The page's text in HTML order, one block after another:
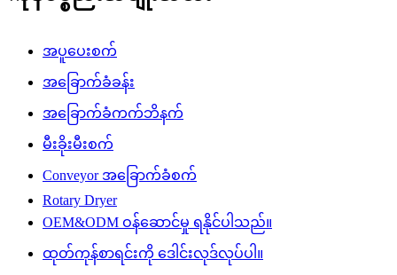
အပူပေးစက်
အခြောက်ခံခန်း
အခြောက်ခံကက်ဘိနက်
မီးခိုးမီးစက်
Conveyor အခြောက်ခံစက်
Rotary Dryer
OEM&ODM ဝန်ဆောင်မှု ရနိုင်ပါသည်။
ထုတ်ကုန်စာရင်းကို ဒေါင်းလုဒ်လုပ်ပါ။